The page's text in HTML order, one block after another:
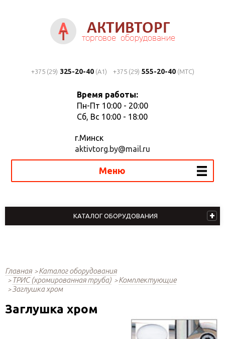
+375 (29) 325-20-40(A1) +375 (29) 555-20-40(MTC)
Время работы:
Пн-Пт 10:00 - 20:00
Сб, Вс 10:00 - 18:00
г.Минск
aktivtorg.by@mail.ru
Меню
КАТАЛОГ ОБОРУДОВАНИЯ
Главная
Каталог оборудования
ТРИС (хромированная труба)
Комплектующие
Заглушка хром
Заглушка хром